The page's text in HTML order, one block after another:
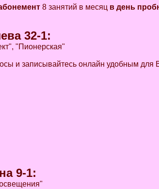
8 занятий в месяц в день
32-1:
"Пионерская"
и записывайтесь онлайн удобным для
9-1: